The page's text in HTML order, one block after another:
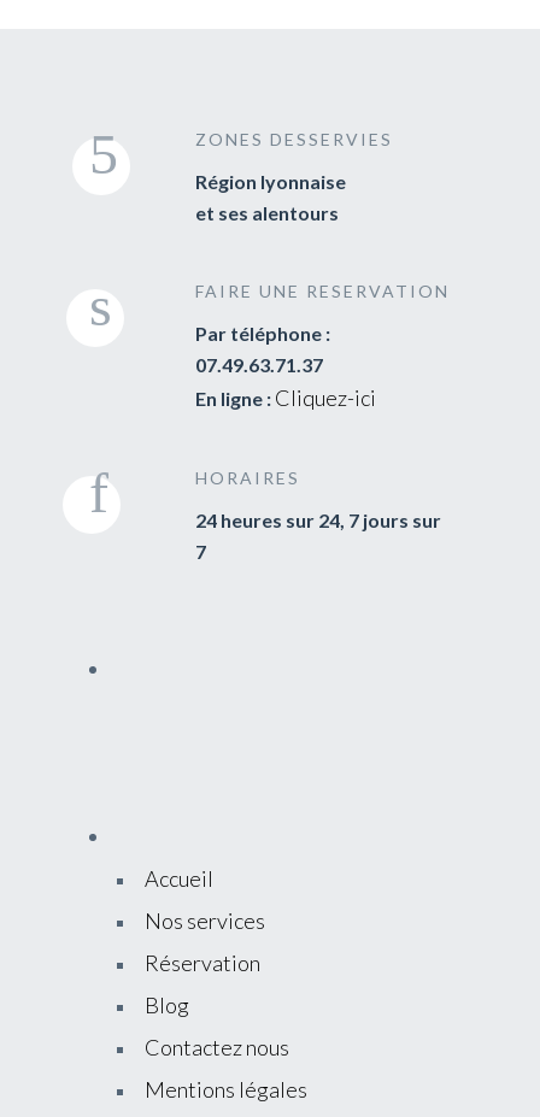
ZONES DESSERVIES
Région lyonnaise
et ses alentours
FAIRE UNE RESERVATION
Par téléphone :
07.49.63.71.37
En ligne : Cliquez-ici
HORAIRES
24 heures sur 24, 7 jours sur
7
Accueil
Nos services
Réservation
Blog
Contactez nous
Mentions légales